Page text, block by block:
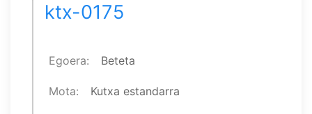
ktx-0175
Egoera Beteta
Mota Kutxa estandarra